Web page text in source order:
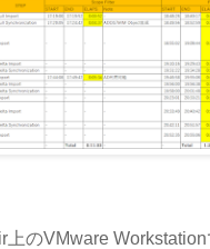
上のVMware Workstation